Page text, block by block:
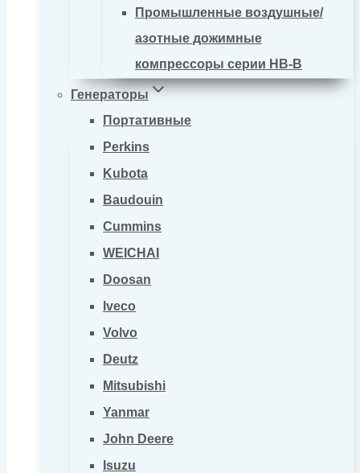
Промышленные воздушные/
азотные дожимные
компрессоры серии HB-B
Генераторы
Портативные
Perkins
Kubota
Baudouin
Cummins
WEICHAI
Doosan
Iveco
Volvo
Deutz
Mitsubishi
Yanmar
John Deere
Isuzu